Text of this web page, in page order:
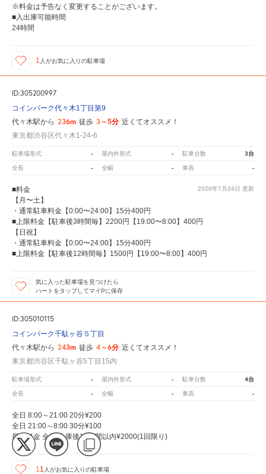
※料金は予告なく変更することがございます。
■入出庫可能時間
24時間
1 人がお気に入りの駐車場
ID:305200997
コインパーク代々木1丁目第9
代々木駅から 236m 徒歩 3～5分 近くてオススメ！
東京都渋谷区代々木1-24-6
駐車場形式 - 屋内外形式 - 駐車台数 3台
全長 - 全幅 - 車高 -
2026年7月24日 更新
■料金
【月〜土】
・通常駐車料金【0:00〜24:00】15分400円
■上限料金【駐車後3時間毎】2200円【19:00〜8:00】400円
【日祝】
・通常駐車料金【0:00〜24:00】15分400円
■上限料金【駐車後12時間毎】1500円【19:00〜8:00】400円
気に入った駐車場を見つけたら
ハートをタップしてマイPに保存
ID:305010115
コインパーク千駄ヶ谷５丁目
代々木駅から 243m 徒歩 4～6分 近くてオススメ！
東京都渋谷区千駄ヶ谷5丁目15内
駐車場形式 - 屋内外形式 - 駐車台数 4台
全長 - 全幅 - 車高 -
全日 8:00～21:00 20分¥200
全日 21:00～8:00 30分¥100
最大料金 全日 入庫後12時間以内¥2000(1回限り)
11 人がお気に入りの駐車場